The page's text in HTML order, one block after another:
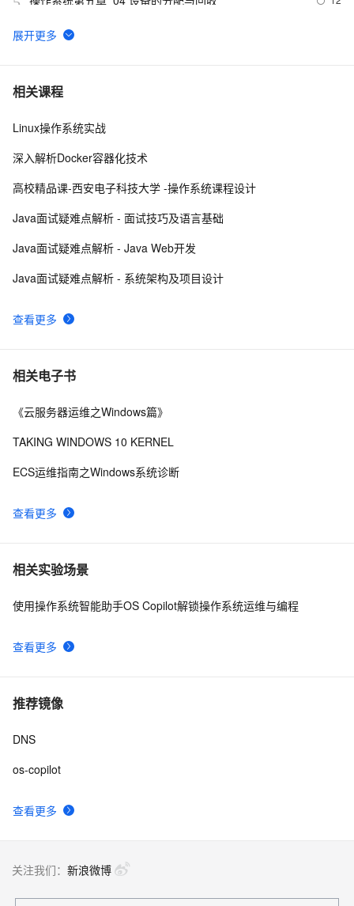
6 Unix是一个多用户、多任务的操作系统
7 请介绍一下鸿蒙操作系统的应用开发框架和工具。
8 [Oracle]-[安装]-Cent OS安装Oracle Client
文件认证、创建密码文件）
10【云原生 | 02】分别在CentOS、Ubuntu、macOS、
程
相关课程
查看更多
Linux操作系统实战
深入解析Docker容器化技术
高校精品课-西安电子科技大学 -操作系统课程设计
Java面试疑难点解析 - 面试技巧及语言基础
Java面试疑难点解析 - Java Web开发
Java面试疑难点解析 - 系统架构及项目设计
相关电子书
查看更多
《云服务器运维之Windows篇》
TAKING WINDOWS 10 KERNEL
ECS运维指南之Windows系统诊断
相关实验场景
查看更多
使用操作系统智能助手OS Copilot解锁操作系统运维与编程
推荐镜像
查看更多
DNS
os-copilot
关注我们： 新浪微博